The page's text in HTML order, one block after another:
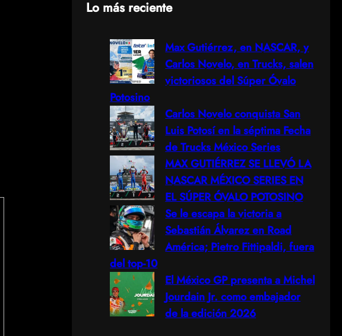
Lo más reciente
Max Gutiérrez, en NASCAR, y
Carlos Novelo, en Trucks, salen
victoriosos del Súper Óvalo
Potosino
Carlos Novelo conquista San
Luis Potosí en la séptima Fecha
de Trucks México Series
MAX GUTIÉRREZ SE LLEVÓ LA
NASCAR MÉXICO SERIES EN
EL SÚPER ÓVALO POTOSINO
Se le escapa la victoria a
Sebastián Álvarez en Road
América; Pietro Fittipaldi, fuera
del top-10
El México GP presenta a Michel
Jourdain Jr. como embajador
de la edición 2026